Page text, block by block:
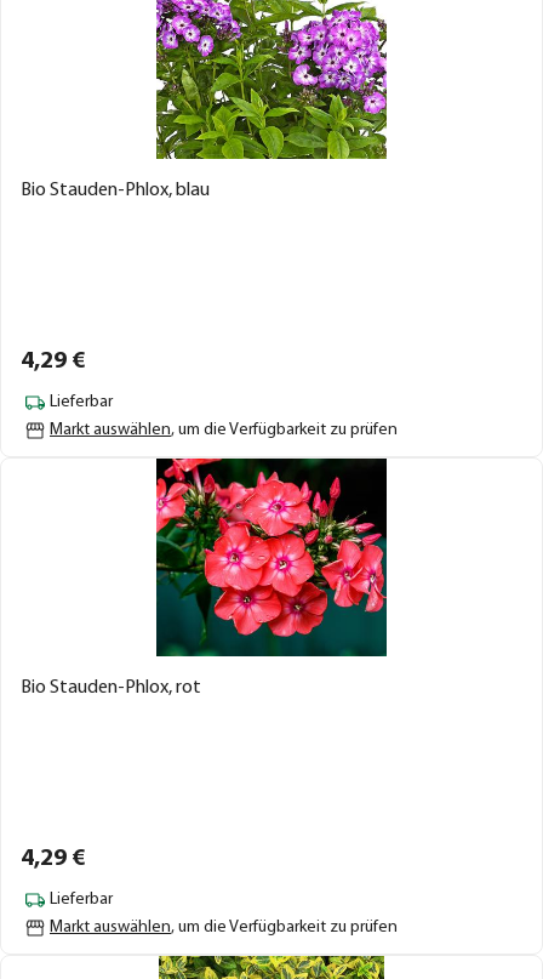
Bio Stauden-Phlox, blau
4,29 €
Lieferbar
Markt auswählen, um die Verfügbarkeit zu prüfen
Bio Stauden-Phlox, rot
4,29 €
Lieferbar
Markt auswählen, um die Verfügbarkeit zu prüfen